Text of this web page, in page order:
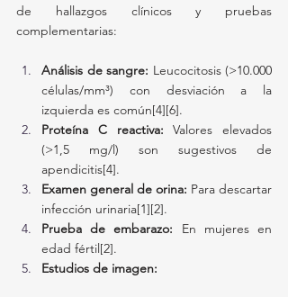
de hallazgos clínicos y pruebas
complementarias:
Análisis de sangre: Leucocitosis (>10.000
células/mm³) con desviación a la
izquierda es común[4][6].
Proteína C reactiva: Valores elevados
(>1,5 mg/l) son sugestivos de
apendicitis[4].
Examen general de orina: Para descartar
infección urinaria[1][2].
Prueba de embarazo: En mujeres en
edad fértil[2].
Estudios de imagen: